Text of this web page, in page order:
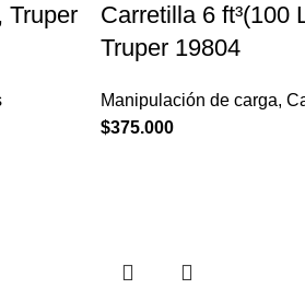
Truper
Carretilla 6 ft³(100
Truper 19804
Manipulación de carga,
$375.000